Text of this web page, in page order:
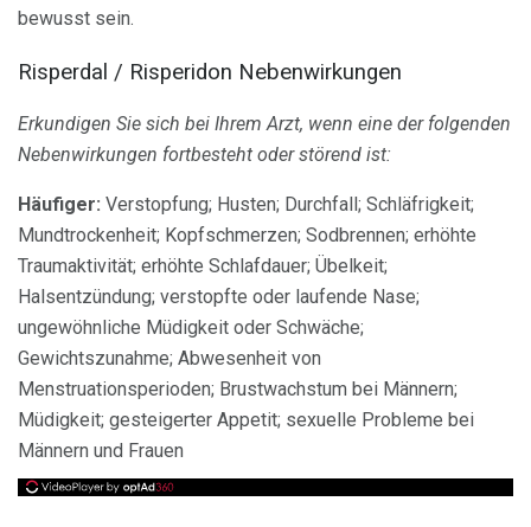
bewusst sein.
Risperdal / Risperidon Nebenwirkungen
Erkundigen Sie sich bei Ihrem Arzt, wenn eine der folgenden
Nebenwirkungen fortbesteht oder störend ist:
Häufiger: Verstopfung; Husten; Durchfall; Schläfrigkeit;
Mundtrockenheit; Kopfschmerzen; Sodbrennen; erhöhte
Traumaktivität; erhöhte Schlafdauer; Übelkeit;
Halsentzündung; verstopfte oder laufende Nase;
ungewöhnliche Müdigkeit oder Schwäche;
Gewichtszunahme; Abwesenheit von
Menstruationsperioden; Brustwachstum bei Männern;
Müdigkeit; gesteigerter Appetit; sexuelle Probleme bei
Männern und Frauen